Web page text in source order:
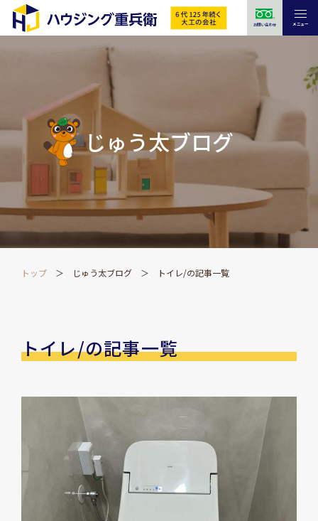
お問い合わせ メニュー
じゅう太ブログ
トップ じゅう太ブログ トイレ/の記事一覧
トイレ/の記事一覧